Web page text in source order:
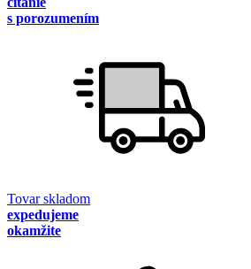
s porozumením
Tovar skladom
expedujeme
okamžite